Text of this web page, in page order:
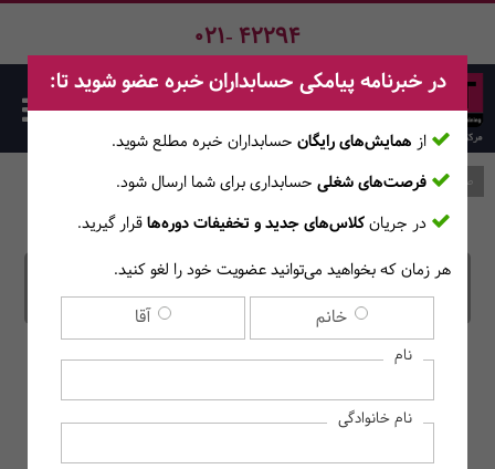
021- 42294
سود نقدی یا DPS چیست؟
صفحه اصلی وبلاگ
در خبرنامه پیامکی حسابداران خبره عضو شوید تا:
از همایش‌های رایگان حسابداران خبره مطلع ‎شوید.
فرصت‌های شغلی حسابداری برای شما ارسال شود.
در جریانکلاس‌های جدید و تخفیفات دوره‌هاقرار گیرید.
هر زمان که بخواهید می‌توانید عضویت خود را لغو کنید.
خانم آقا
نام
نام خانوادگی